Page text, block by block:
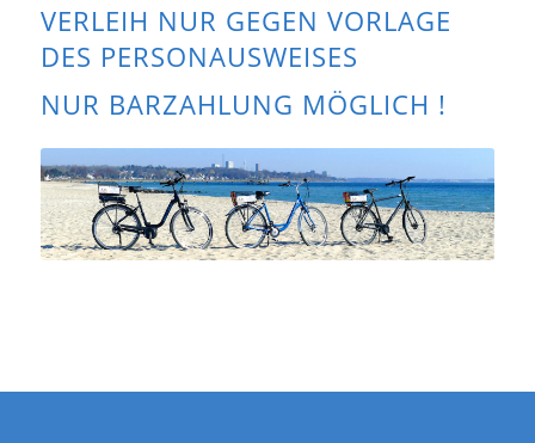
VERLEIH NUR GEGEN VORLAGE
DES PERSONAUSWEISES
NUR BARZAHLUNG MÖGLICH !